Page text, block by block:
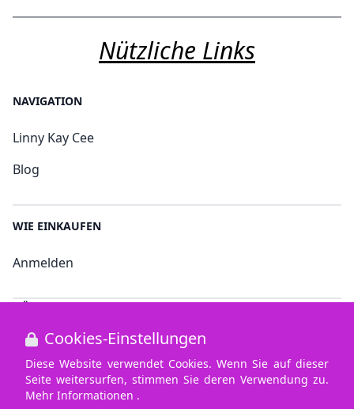
Nützliche Links
NAVIGATION
Linny Kay Cee
Blog
WIE EINKAUFEN
Anmelden
NÜTZLICHE LINKS
Bedingungen und Konditionen
Datenschutz
Cookies-Einstellungen
Diese Website verwendet Cookies. Wenn Sie auf dieser
Seite weitersurfen, stimmen Sie deren Verwendung zu.
Mehr Informationen .